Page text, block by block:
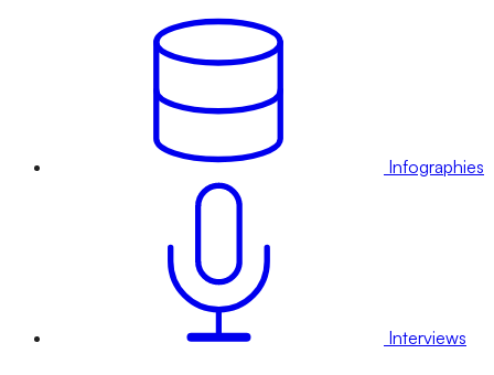
Infographies
Interviews